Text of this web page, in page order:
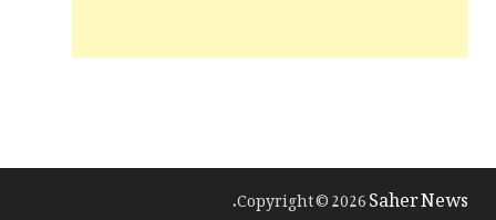
Copyright © 2026Saher News
.